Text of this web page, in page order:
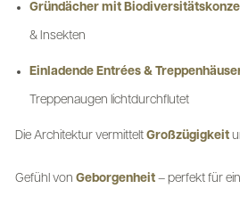
Gründächer mit
& Insekten
Einladende Entrées &
Treppenaugen lichtdurchflutet
Die Architektur vermittelt Großzügigkeit
Gefühl von Geborgenheit – perfekt für